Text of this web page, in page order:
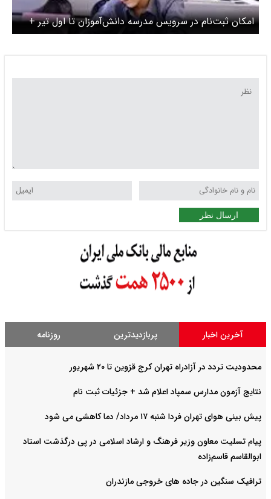
امکان ثبت‌نام در سرویس مدرسه دانش‌آموزان تا اول تیر +
جزئیات
ارسال نظر
آخرین اخبار پربازدیدترین روزنامه
محدودیت تردد در آزادراه تهران کرج قزوین تا ۲۰ شهریور
نتایج آزمون مدارس سمپاد اعلام شد + جزئیات ثبت نام
پیش بینی هوای تهران فردا شنبه ۱۷ مرداد/ دما کاهشی می شود
پیام تسلیت معاون وزیر فرهنگ و ارشاد اسلامی در پی درگذشت استاد
ابوالقاسم قاسم‌زاده
ترافیک سنگین در جاده های خروجی مازندران